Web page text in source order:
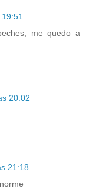
me quedo a
20:02
21:18